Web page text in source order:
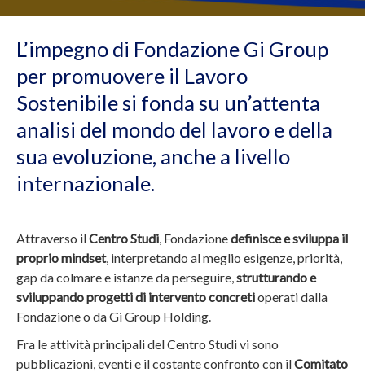
L’impegno di Fondazione Gi Group
per promuovere il Lavoro
Sostenibile si fonda su un’attenta
analisi del mondo del lavoro e della
sua evoluzione, anche a livello
internazionale.
Attraverso ilCentro Studi, Fondazionedefinisce e sviluppa il
proprio mindset, interpretando al meglio esigenze, priorità,
gap da colmare e istanze da perseguire,strutturando e
sviluppando progetti di intervento concretioperati dalla
Fondazione o da Gi Group Holding.
Fra le attività principali del Centro Studi vi sono
pubblicazioni, eventi e il costante confronto con ilComitato